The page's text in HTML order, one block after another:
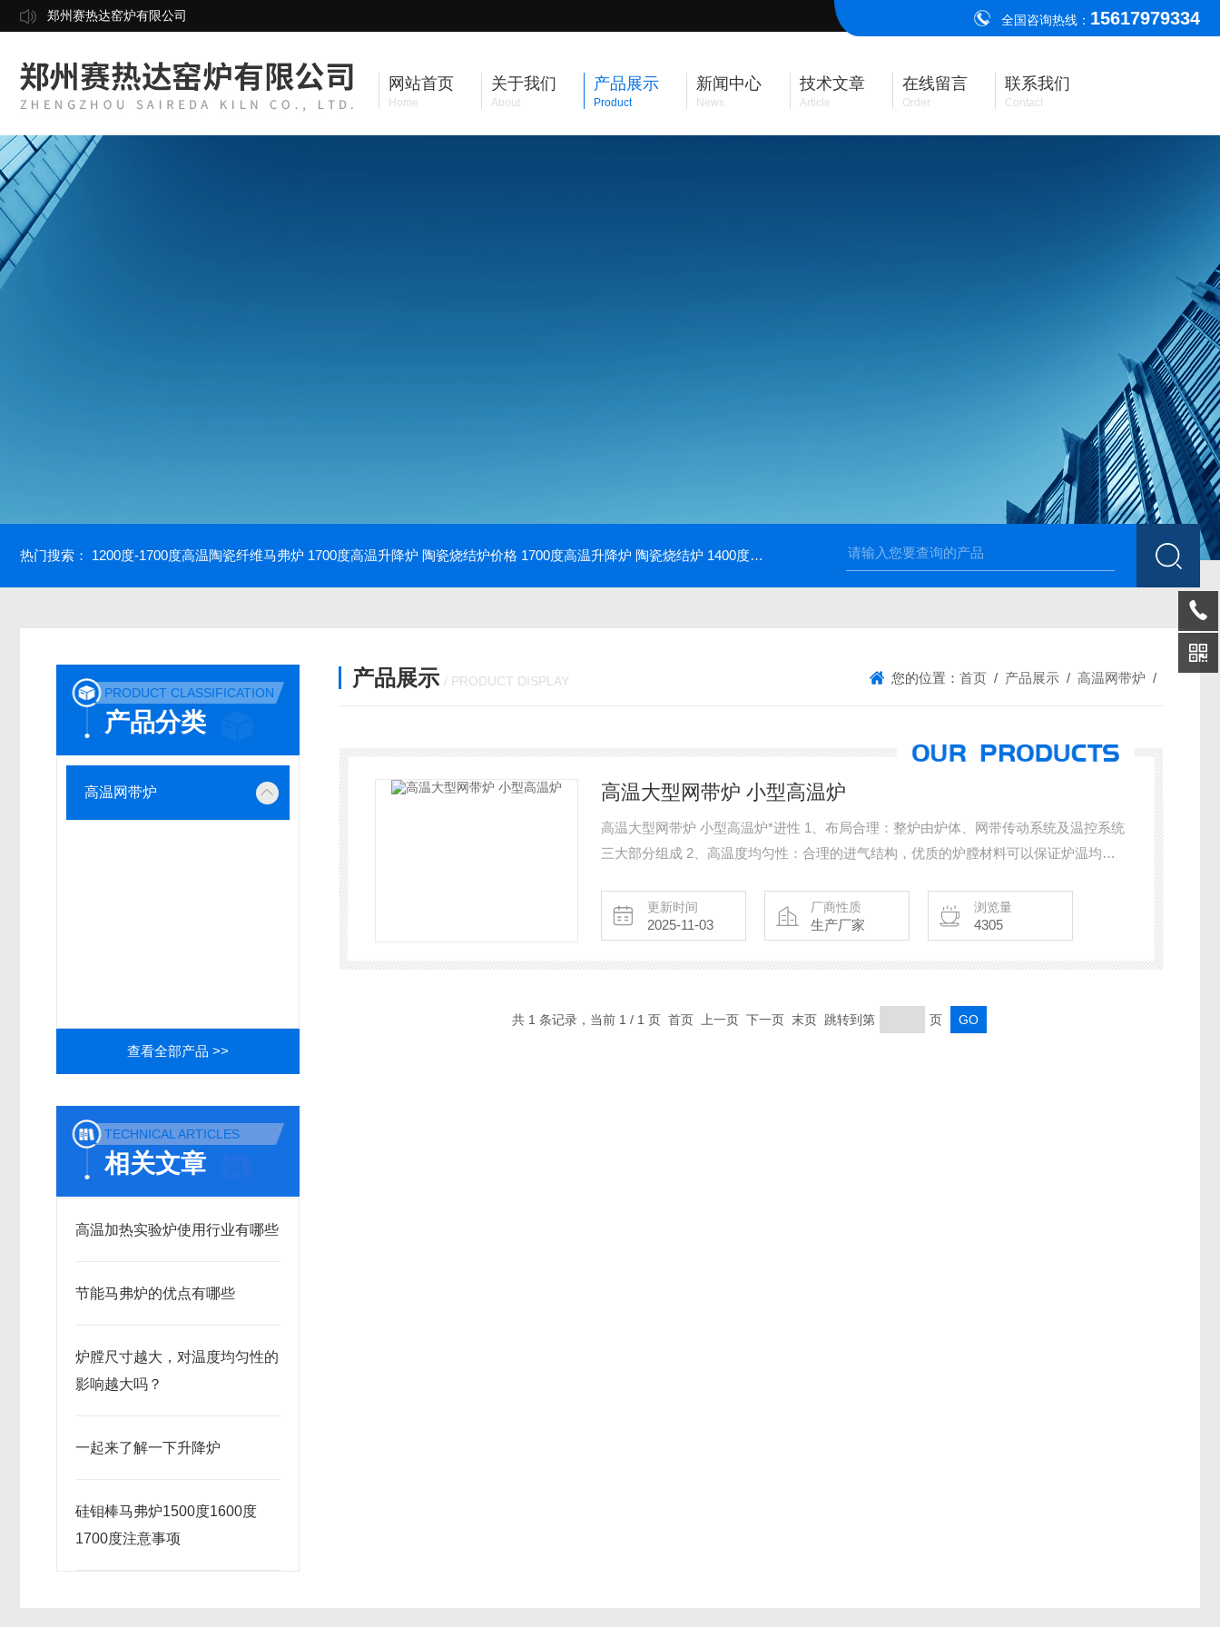
郑州赛热达窑炉有限公司 全国咨询热线： 15617979334
网站首页
Home
关于我们
About
产品展示
Product
新闻中心
News
技术文章
Article
在线留言
Order
联系我们
Contact
热门搜索： 1200度-1700度高温陶瓷纤维马弗炉 1700度高温升降炉 陶瓷烧结炉价格 1700度高温升降炉 陶瓷烧结炉 1400度电动升降炉 实验室使用 高温烧结升降炉 可四面加热 1700度升降式马弗炉 烧
PRODUCT CLASSIFICATION
产品分类
高温网带炉
查看全部产品 >>
TECHNICAL ARTICLES
相关文章
高温加热实验炉使用行业有哪些
节能马弗炉的优点有哪些
炉膛尺寸越大，对温度均匀性的
影响越大吗？
一起来了解一下升降炉
硅钼棒马弗炉1500度1600度
1700度注意事项
产品展示 / PRODUCT DISPLAY 您的位置： 首页 / 产品展示 / 高温网带炉 /
高温大型网带炉 小型高温炉
高温大型网带炉 小型高温炉*进性 1、布局合理：整炉由炉体、网带传动系统及温控系统
三大部分组成 2、高温度均匀性：合理的进气结构，优质的炉膛材料可以保证炉温均匀
度：采用进口控温仪表，控温精度可达±1℃
更新时间
2025-11-03
厂商性质
生产厂家
浏览量
4305
共 1 条记录，当前 1 / 1 页 首页 上一页 下一页 末页 跳转到第 页